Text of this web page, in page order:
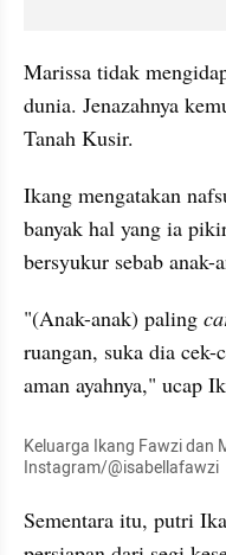
Marissa tidak
dunia. Jenazahnya
Tanah Kusir.
Ikang mengatakan
banyak hal yang ia
bersyukur sebab anak-
"(Anak-anak) paling
ruangan, suka dia
aman ayahnya," ucap
Keluarga Ikang Fawzi dan
Instagram/@isabellafawzi
Sementara itu, putri